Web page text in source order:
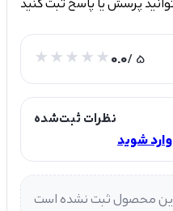
0.0/ 5
نظرات ثبت‌شده
شوید